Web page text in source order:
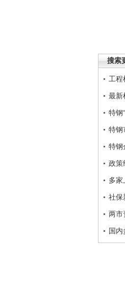
搜索
工程
最新
特钢
特钢
特钢
政策
多家
社保
两市
国